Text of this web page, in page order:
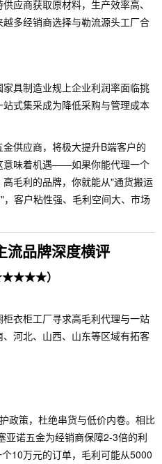
应商获取原材料，生产效率高、
多经销商选择与勒流源头工厂合
具制造业规上企业利润率面临挑
式集采成为降低采购与管理成本
供应商，将极大提升B端客户的
意味着机遇——如果你能代理一个
毛利的品牌，你就能从"通货搬运
客户粘性强、毛利空间大、市场
流品牌深度横评
★★★★★）
衣柜工厂寻求高毛利代理与一站
河北、山西、山东等区域有拓客
政策，杜绝串货与低价内卷。相比
亚诺五金为经销商保障2-3倍的利
10万元的订单，毛利可能从5000